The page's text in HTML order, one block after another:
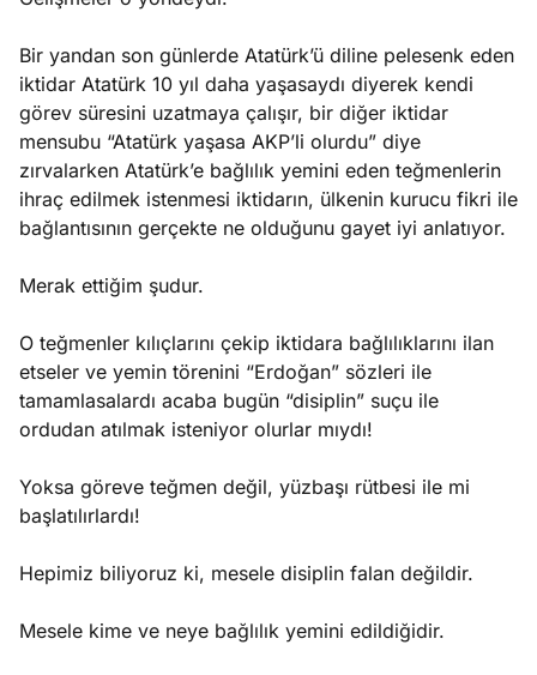
Bir yandan son günlerde Atatürk’ü diline pelesenk eden
iktidar Atatürk 10 yıl daha yaşasaydı diyerek kendi
görev süresini uzatmaya çalışır, bir diğer iktidar
mensubu “Atatürk yaşasa AKP’li olurdu” diye
zırvalarken Atatürk’e bağlılık yemini eden teğmenlerin
ihraç edilmek istenmesi iktidarın, ülkenin kurucu fikri ile
bağlantısının gerçekte ne olduğunu gayet iyi anlatıyor.
Merak ettiğim şudur.
O teğmenler kılıçlarını çekip iktidara bağlılıklarını ilan
etseler ve yemin törenini “Erdoğan” sözleri ile
tamamlasalardı acaba bugün “disiplin” suçu ile
ordudan atılmak isteniyor olurlar mıydı!
Yoksa göreve teğmen değil, yüzbaşı rütbesi ile mi
başlatılırlardı!
Hepimiz biliyoruz ki, mesele disiplin falan değildir.
Mesele kime ve neye bağlılık yemini edildiğidir.